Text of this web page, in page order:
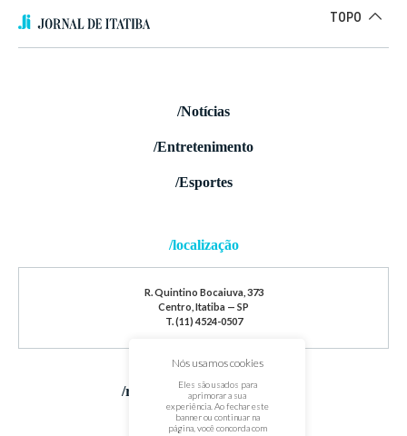
TOPO
/Notícias
/Entretenimento
/Esportes
/localização
R. Quintino Bocaiuva, 373
Centro, Itatiba — SP
T. (11) 4524-0507
/redes sociais
Nós usamos cookies
Eles são usados para
aprimorar a sua
experiência. Ao fechar este
banner ou continuar na
página, você concorda com